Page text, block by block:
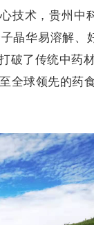
技术，贵州中
晶华易溶解、
破了传统中药
全球领先的药